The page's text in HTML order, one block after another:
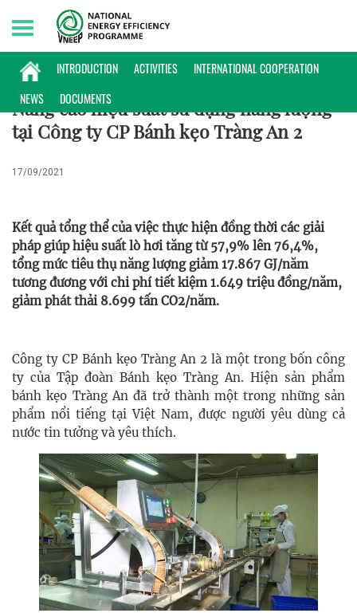
INTRODUCTION ACTIVITIES
INTERNATIONAL COOPERATION
NEWS
DOCUMENTS
Saturday, 08/08/2026 | 01:22 GMT+7
KHOA HỌC CÔNG NGHỆ
Nâng cao hiệu suất sử dụng năng lượng
tại Công ty CP Bánh kẹo Tràng An 2
17/09/2021
Kết quả tổng thể của việc thực hiện đồng thời các giải
pháp giúp hiệu suất lò hơi tăng từ 57,9% lên 76,4%,
tổng mức tiêu thụ năng lượng giảm 17.867 GJ/năm
tương đương với chi phí tiết kiệm 1.649 triệu đồng/năm,
giảm phát thải 8.699 tấn CO2/năm.
Công ty CP Bánh kẹo Tràng An 2 là một trong bốn công
ty của Tập đoàn Bánh kẹo Tràng An. Hiện sản phẩm
bánh kẹo Tràng An đã trở thành một trong những sản
phẩm nổi tiếng tại Việt Nam, được người yêu dùng cả
nước tin tưởng và yêu thích.